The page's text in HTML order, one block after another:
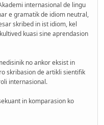
internasional de lingu
e gramatik de idiom neutral,
skribed in ist idiom, kel
kuasi sine aprendasion
no ankor eksist in
skribasion de artikli sientifik
internasional.
in komparasion ko